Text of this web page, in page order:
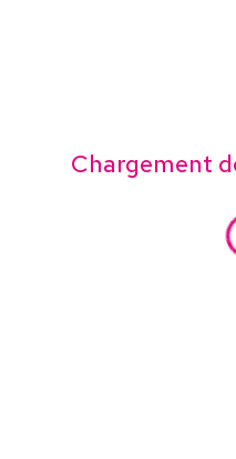
Chargement